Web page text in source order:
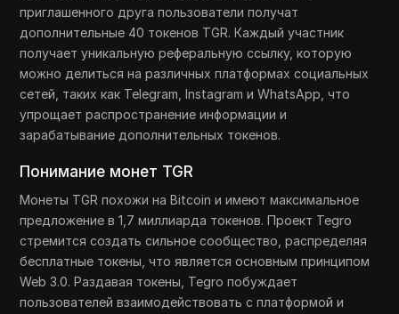
приглашенного друга пользователи получат
дополнительные 40 токенов TGR. Каждый участник
получает уникальную реферальную ссылку, которую
можно делиться на различных платформах социальных
сетей, таких как Telegram, Instagram и WhatsApp, что
упрощает распространение информации и
зарабатывание дополнительных токенов.
Понимание монет TGR
Монеты TGR похожи на Bitcoin и имеют максимальное
предложение в 1,7 миллиарда токенов. Проект Tegro
стремится создать сильное сообщество, распределяя
бесплатные токены, что является основным принципом
Web 3.0. Раздавая токены, Tegro побуждает
пользователей взаимодействовать с платформой и